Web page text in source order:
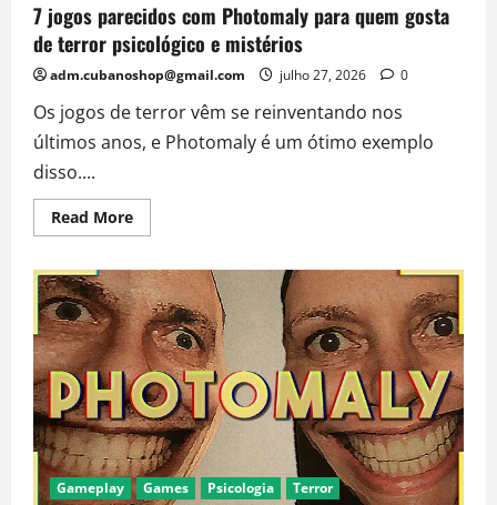
7 jogos parecidos com Photomaly para quem gosta
de terror psicológico e mistérios
adm.cubanoshop@gmail.com julho 27, 2026 0
Os jogos de terror vêm se reinventando nos
últimos anos, e Photomaly é um ótimo exemplo
disso....
Read MoreRead
more
jogos
parecidos
com
Photomaly
para
quem
gosta
de
terror
psicológico
e
mistérios
Gameplay Games Psicologia Terror